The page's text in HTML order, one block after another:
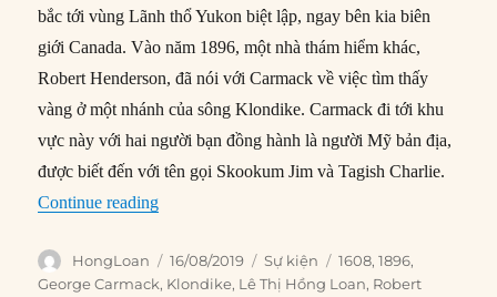
bắc tới vùng Lãnh thổ Yukon biệt lập, ngay bên kia biên
giới Canada. Vào năm 1896, một nhà thám hiểm khác,
Robert Henderson, đã nói với Carmack về việc tìm thấy
vàng ở một nhánh của sông Klondike. Carmack đi tới khu
vực này với hai người bạn đồng hành là người Mỹ bản địa,
được biết đến với tên gọi Skookum Jim và Tagish Charlie.
Continue reading“16/08/1896: Phát hiện vàng ở Yukon, Canada”
Author
HongLoan
Posted
on
16/08/2019 Categories
Sự kiện Tags
1608,1896,
George Carmack, Klondike, Lê Thị Hồng Loan, Robert